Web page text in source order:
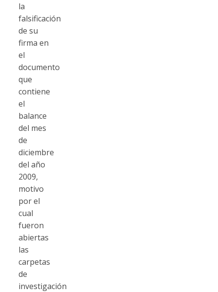
la
falsificación
de su
firma en
el
documento
que
contiene
el
balance
del mes
de
diciembre
del año
2009,
motivo
por el
cual
fueron
abiertas
las
carpetas
de
investigación